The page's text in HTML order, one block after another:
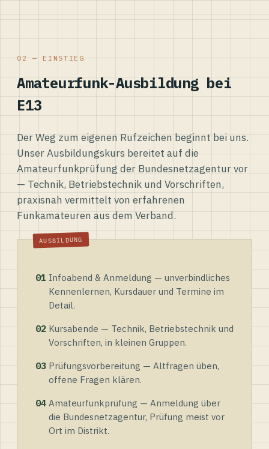
02 — EINSTIEG
Amateurfunk-Ausbildung bei
E13
Der Weg zum eigenen Rufzeichen beginnt bei uns.
Unser Ausbildungskurs bereitet auf die
Amateurfunkprüfung der Bundesnetzagentur vor
— Technik, Betriebstechnik und Vorschriften,
praxisnah vermittelt von erfahrenen
Funkamateuren aus dem Verband.
01 Infoabend & Anmeldung — unverbindliches
Kennenlernen, Kursdauer und Termine im
Detail.
02 Kursabende — Technik, Betriebstechnik und
Vorschriften, in kleinen Gruppen.
03 Prüfungsvorbereitung — Altfragen üben,
offene Fragen klären.
04 Amateurfunkprüfung — Anmeldung über
die Bundesnetzagentur, Prüfung meist vor
Ort im Distrikt.